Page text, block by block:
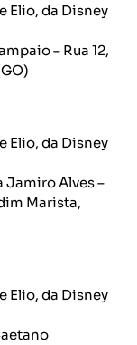
Elio, da Disney
– Rua 12,
Elio, da Disney
Jamiro Alves –
Marista,
Elio, da Disney